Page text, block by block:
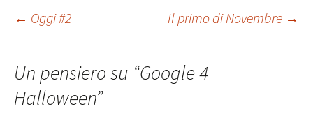
Navigazione
articolo
← Oggi #2 Il primo di Novembre →
Un pensiero su “Google 4
Halloween”